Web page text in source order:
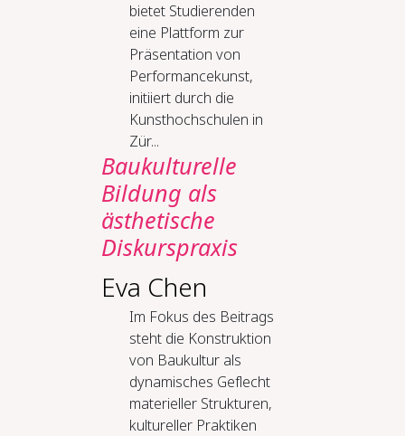
bietet Studierenden
eine Plattform zur
Präsentation von
Performancekunst,
initiiert durch die
Kunsthochschulen in
Zür...
Baukulturelle
Bildung als
ästhetische
Diskurspraxis
Eva Chen
Im Fokus des Beitrags
steht die Konstruktion
von Baukultur als
dynamisches Geflecht
materieller Strukturen,
kultureller Praktiken